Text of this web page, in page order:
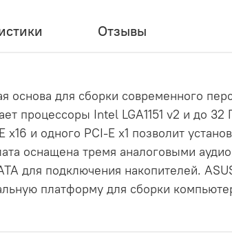
Отзывы
основа для сборки современного
процессоры Intel LGA1151 v2 и до 32
и одного PCI-E x1 позволит
оснащена тремя аналоговыми
для подключения накопителей.
платформу для сборки